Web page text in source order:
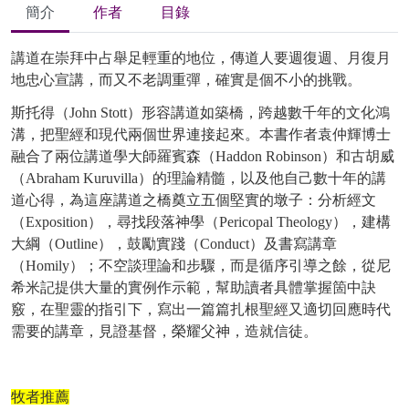
簡介 作者 目錄
講道在崇拜中占舉足輕重的地位，傳道人要週復週、月復月
地忠心宣講，而又不老調重彈，確實是個不小的挑戰。
斯托得（John Stott）形容講道如築橋，跨越數千年的文化鴻
溝，把聖經和現代兩個世界連接起來。本書作者袁仲輝博士
融合了兩位講道學大師羅賓森（Haddon Robinson）和古胡威
（Abraham Kuruvilla）的理論精髓，以及他自己數十年的講
道心得，為這座講道之橋奠立五個堅實的墩子：分析經文
（Exposition），尋找段落神學（Pericopal Theology），建構
大綱（Outline），鼓勵實踐（Conduct）及書寫講章
（Homily）；不空談理論和步驟，而是循序引導之餘，從尼
希米記提供大量的實例作示範，幫助讀者具體掌握箇中訣
竅，在聖靈的指引下，寫出一篇篇扎根聖經又適切回應時代
需要的講章，見證基督，榮耀父神，造就信徒。
牧者推薦